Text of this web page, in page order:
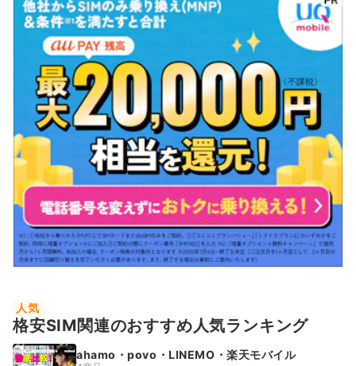
人気
格安SIM関連のおすすめ人気ランキング
ahamo・povo・LINEMO・楽天モバイル